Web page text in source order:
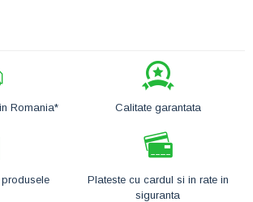
Romania* Calitate garantata
Plateste cu cardul si in rate in
siguranta